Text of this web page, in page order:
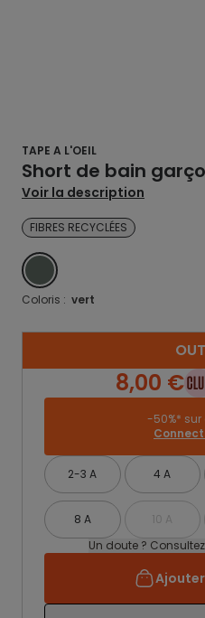
TAPE A L'OEIL
Short de bain
Voir la description
FIBRES RECYCLÉES
VERT
Coloris : vert
8,00 €
-50%*
2-3 A 4 A
8 A 10 A
Un doute ?